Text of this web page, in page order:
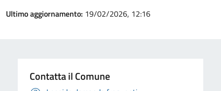
Ultimo aggiornamento: 19/02/2026, 12:16
Contatta il Comune